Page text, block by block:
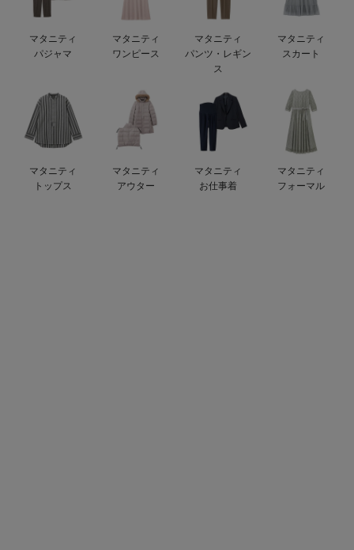
保育園・入園準備特集
ファルスカ
デロンギ
マタニティ
パジャマ
マタニティ
ワンピース
マタニティ
パンツ・レギン
ス
マタニティ
スカート
マタニティ
トップス
マタニティ
アウター
マタニティ
お仕事着
マタニティ
フォーマル